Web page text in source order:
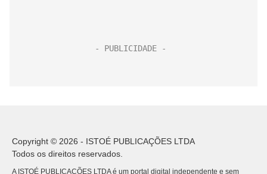
Copyright © 2026 - ISTOÉ PUBLICAÇÕES LTDA
Todos os direitos reservados.
A ISTOÉ PUBLICAÇÕES LTDA é um portal digital independente e sem